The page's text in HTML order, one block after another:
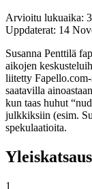
Arvioitu lukuaika:
Uppdaterat: 14
Susanna Penttilä
aikojen
liitetty
saatavilla
kun taas huhut
julkkiksiin (esim.
spekulaatioita.
Yleiskatsaus
1